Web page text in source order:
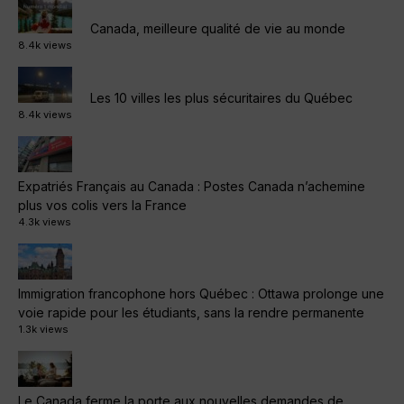
Canada, meilleure qualité de vie au monde
8.4k views
Les 10 villes les plus sécuritaires du Québec
8.4k views
Expatriés Français au Canada : Postes Canada n’achemine
plus vos colis vers la France
4.3k views
Immigration francophone hors Québec : Ottawa prolonge une
voie rapide pour les étudiants, sans la rendre permanente
1.3k views